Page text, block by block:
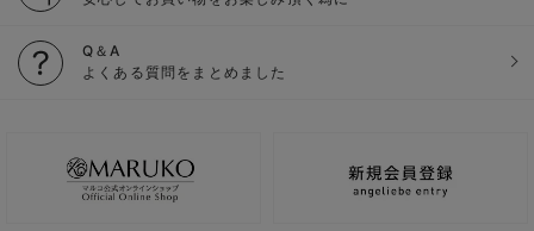
Q＆A
よくある質問をまとめました